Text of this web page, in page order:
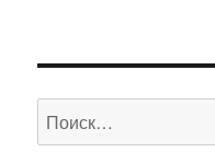
Искать: